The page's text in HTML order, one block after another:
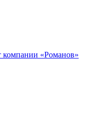
компании «Романов»